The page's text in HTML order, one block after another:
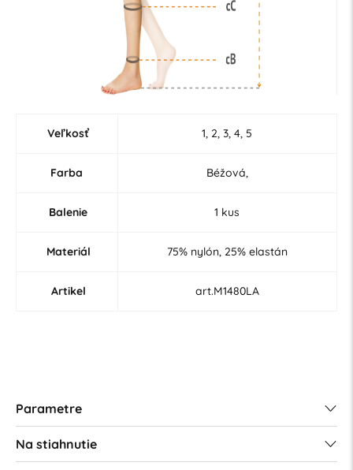
Veľkosť 1, 2, 3, 4, 5
Farba Béžová,
Balenie 1 kus
Materiál 75% nylón, 25% elastán
Artikel art.M1480LA
Parametre
Na stiahnutie